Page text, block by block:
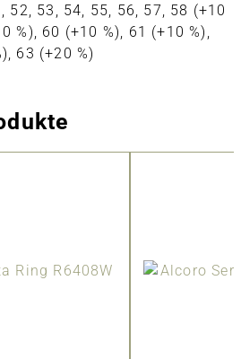
52, 53, 54, 55, 56, 57, 58 (+10
%), 60 (+10 %), 61 (+10 %),
63 (+20 %)